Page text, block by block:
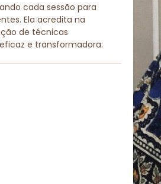
cada sessão para
Ela acredita na
de técnicas
e transformadora.